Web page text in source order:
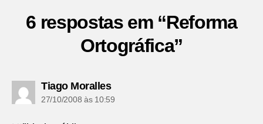
6 respostas em “Reforma
Ortográfica”
Tiago Morallesdiz:
27/10/2008 às 10:59